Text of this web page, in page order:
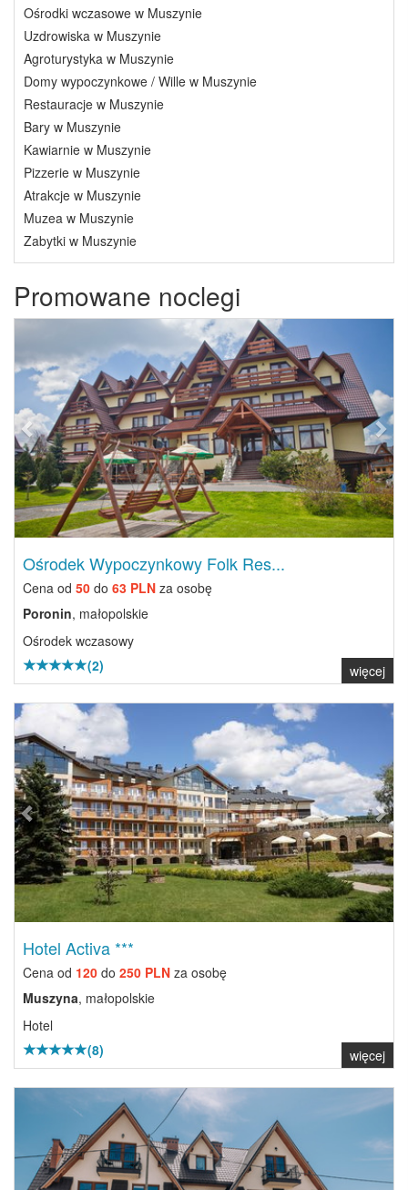
Ośrodki wczasowe w Muszynie
Uzdrowiska w Muszynie
Agroturystyka w Muszynie
Domy wypoczynkowe / Wille w Muszynie
Restauracje w Muszynie
Bary w Muszynie
Kawiarnie w Muszynie
Pizzerie w Muszynie
Atrakcje w Muszynie
Muzea w Muszynie
Zabytki w Muszynie
Promowane noclegi
Ośrodek Wypoczynkowy Folk Res...
Cena od 50 do 63 PLN za osobę
Poronin, małopolskie
Ośrodek wczasowy
(2)
więcej
Previous Next
Hotel Activa ***
Cena od 120 do 250 PLN za osobę
Muszyna, małopolskie
Hotel
(8)
więcej
Previous Next